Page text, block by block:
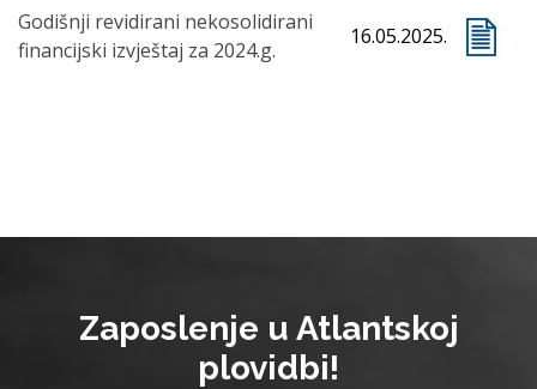
Godišnji revidirani nekosolidirani
financijski izvještaj za 2024.g.
16.05.2025.
Zaposlenje u Atlantskoj
plovidbi!